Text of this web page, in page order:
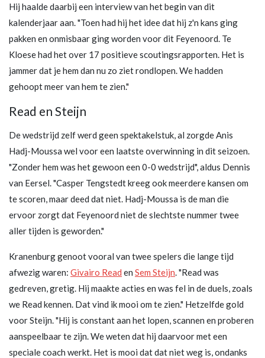
Hij haalde daarbij een interview van het begin van dit
kalenderjaar aan. "Toen had hij het idee dat hij z'n kans ging
pakken en onmisbaar ging worden voor dit Feyenoord. Te
Kloese had het over 17 positieve scoutingsrapporten. Het is
jammer dat je hem dan nu zo ziet rondlopen. We hadden
gehoopt meer van hem te zien."
Read en Steijn
De wedstrijd zelf werd geen spektakelstuk, al zorgde Anis
Hadj-Moussa wel voor een laatste overwinning in dit seizoen.
"Zonder hem was het gewoon een 0-0 wedstrijd", aldus Dennis
van Eersel. "Casper Tengstedt kreeg ook meerdere kansen om
te scoren, maar deed dat niet. Hadj-Moussa is de man die
ervoor zorgt dat Feyenoord niet de slechtste nummer twee
aller tijden is geworden."
Kranenburg genoot vooral van twee spelers die lange tijd
afwezig waren: Givairo Read en Sem Steijn. "Read was
gedreven, gretig. Hij maakte acties en was fel in de duels, zoals
we Read kennen. Dat vind ik mooi om te zien." Hetzelfde gold
voor Steijn. "Hij is constant aan het lopen, scannen en proberen
aanspeelbaar te zijn. We weten dat hij daarvoor met een
speciale coach werkt. Het is mooi dat dat niet weg is, ondanks